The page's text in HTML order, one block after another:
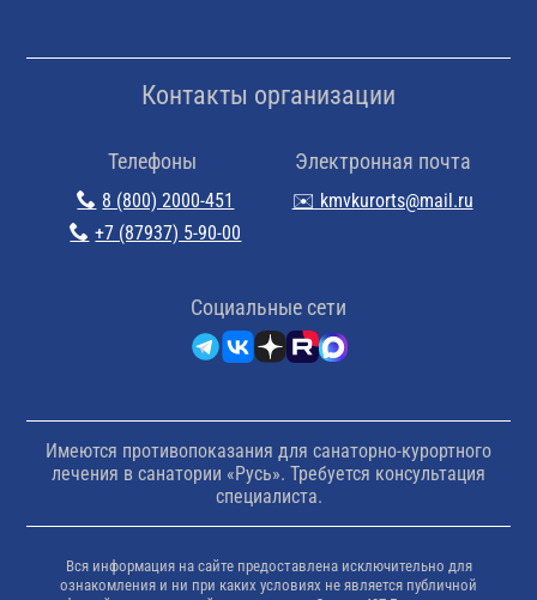
Контакты организации
Телефоны
8 (800) 2000-451
+7 (87937) 5-90-00
Электронная почта
✉️ kmvkurorts@mail.ru
Cоциальные сети
Имеются противопоказания для санаторно-курортного
лечения в санатории «Русь». Требуется консультация
специалиста.
Вся информация на сайте предоставлена исключительно для
ознакомления и ни при каких условиях не является публичной